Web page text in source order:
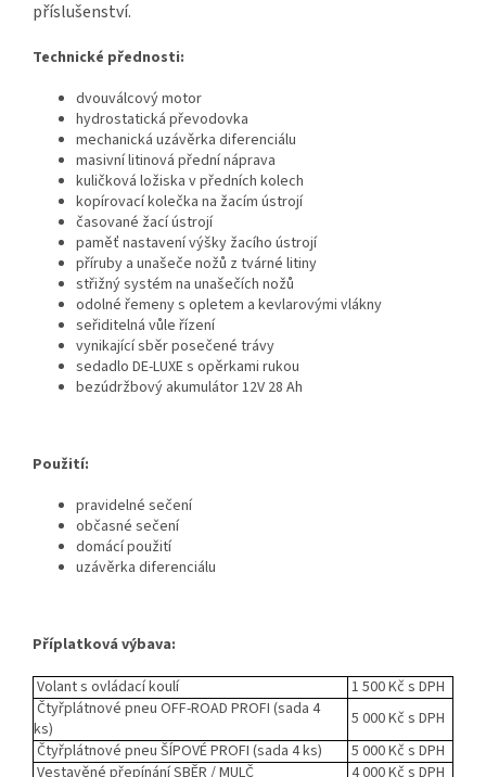
příslušenství.
Technické přednosti:
dvouválcový motor
hydrostatická převodovka
mechanická uzávěrka diferenciálu
masivní litinová přední náprava
kuličková ložiska v předních kolech
kopírovací kolečka na žacím ústrojí
časované žací ústrojí
paměť nastavení výšky žacího ústrojí
příruby a unašeče nožů z tvárné litiny
střižný systém na unašečích nožů
odolné řemeny s opletem a kevlarovými vlákny
seřiditelná vůle řízení
vynikající sběr posečené trávy
sedadlo DE-LUXE s opěrkami rukou
bezúdržbový akumulátor 12V 28 Ah
Použití:
pravidelné sečení
občasné sečení
domácí použití
uzávěrka diferenciálu
Příplatková výbava:
Volant s ovládací koulí
1 500 Kč s DPH
Čtyřplátnové pneu OFF-ROAD PROFI (sada 4
ks)
5 000 Kč s DPH
Čtyřplátnové pneu ŠÍPOVÉ PROFI (sada 4 ks)
5 000 Kč s DPH